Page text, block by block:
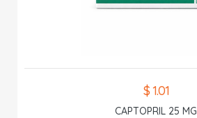
$ 1.01
CAPTOPRIL 25 MG